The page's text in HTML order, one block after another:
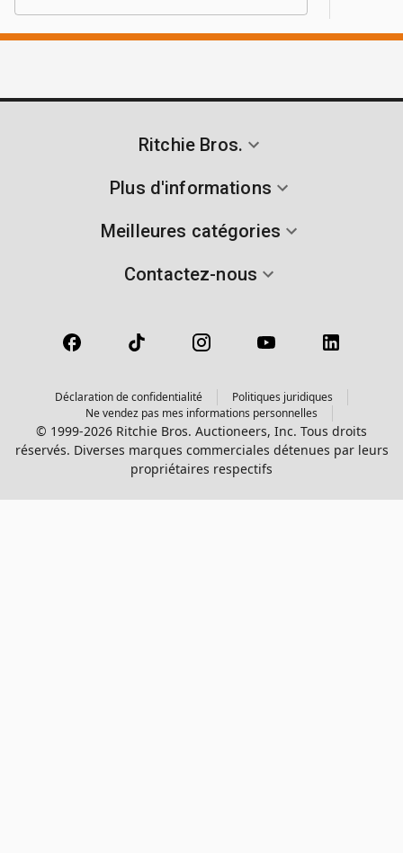
Ritchie Bros.
Plus d'informations
Meilleures catégories
Contactez-nous
Déclaration de confidentialité
Politiques juridiques
Ne vendez pas mes informations personnelles
© 1999-2026 Ritchie Bros. Auctioneers, Inc. Tous droits
réservés. Diverses marques commerciales détenues par leurs
propriétaires respectifs